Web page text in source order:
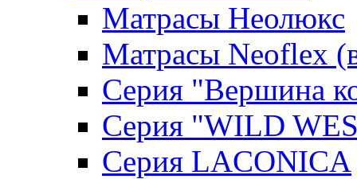
Матрасы Неолюкс
Матрасы Neoflex
Серия "Вершина
Серия "WILD
Серия LACONICA